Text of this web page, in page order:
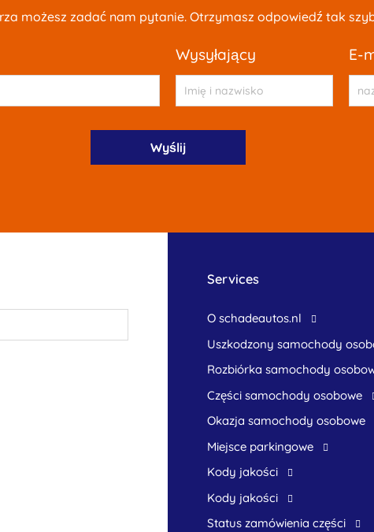
możesz zadać nam pytanie. Otrzymasz odpowiedź tak
wysyłający e-
Services
O schadeautos.nl
uszkodzony samochody
rozbiórka samochody
części samochody osobowe
okazja samochody osobowe
Miejsce parkingowe
Kody jakości
Kody jakości
Status zamówienia części